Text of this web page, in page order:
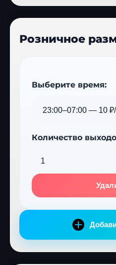
Розничное
Выберите время:
Количество